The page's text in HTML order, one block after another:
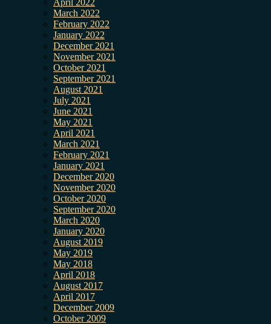
April 2022
March 2022
February 2022
January 2022
December 2021
November 2021
October 2021
September 2021
August 2021
July 2021
June 2021
May 2021
April 2021
March 2021
February 2021
January 2021
December 2020
November 2020
October 2020
September 2020
March 2020
January 2020
August 2019
May 2019
May 2018
April 2018
August 2017
April 2017
December 2009
October 2009